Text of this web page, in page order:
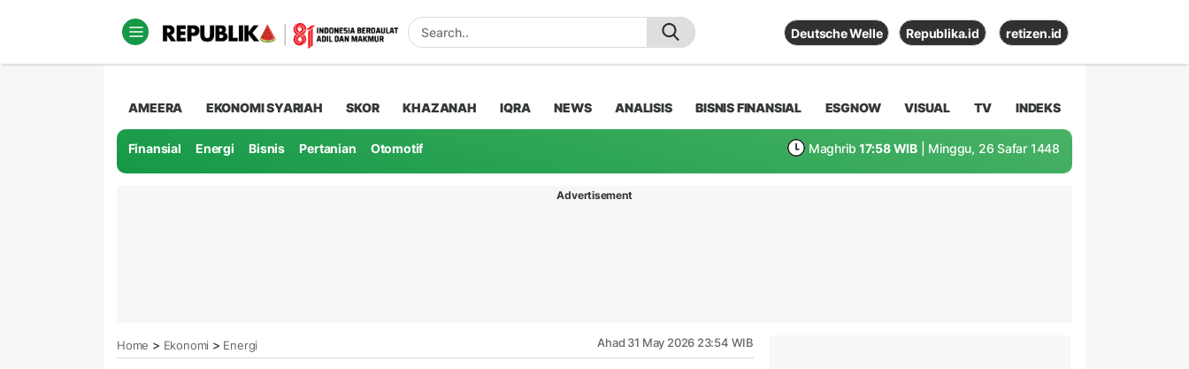
Deutsche Welle Republika.id retizen.id
AMEERA EKONOMI SYARIAH SKOR KHAZANAH IQRA NEWS ANALISIS BISNIS FINANSIAL ESGNOW VISUAL TV INDEKS
Finansial Energi Bisnis Pertanian Otomotif Maghrib 17:58 WIB | Minggu, 26 Safar 1448
Advertisement
Home > Ekonomi > Energi Ahad 31 May 2026 23:54 WIB